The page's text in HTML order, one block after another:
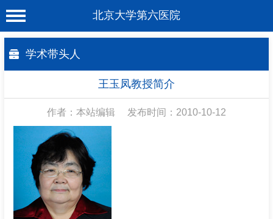
北京大学第六医院
医院概况
科室介绍
学术带头人
王玉凤教授简介
作者：本站编辑 发布时间：2010-10-12